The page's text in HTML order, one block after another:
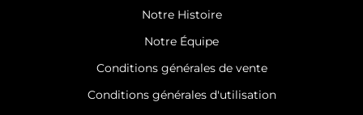
Notre Histoire
Notre Équipe
Conditions générales de vente
Conditions générales d'utilisation